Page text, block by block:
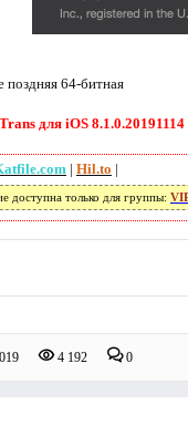
поздняя 64-битная
для iOS
| Hil.to |
доступна только для группы:
4 192 0